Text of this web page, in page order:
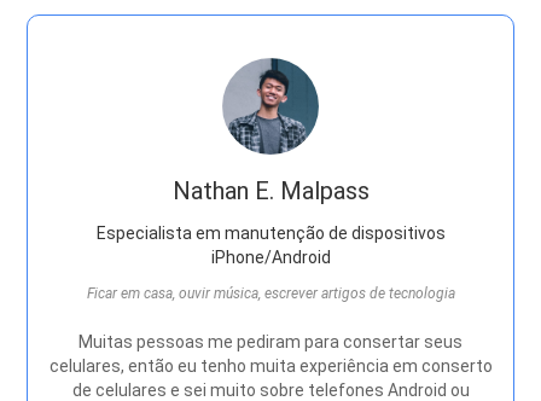
Nathan E. Malpass
Especialista em manutenção de dispositivos
iPhone/Android
Ficar em casa, ouvir música, escrever artigos de tecnologia
Muitas pessoas me pediram para consertar seus
celulares, então eu tenho muita experiência em conserto
de celulares e sei muito sobre telefones Android ou